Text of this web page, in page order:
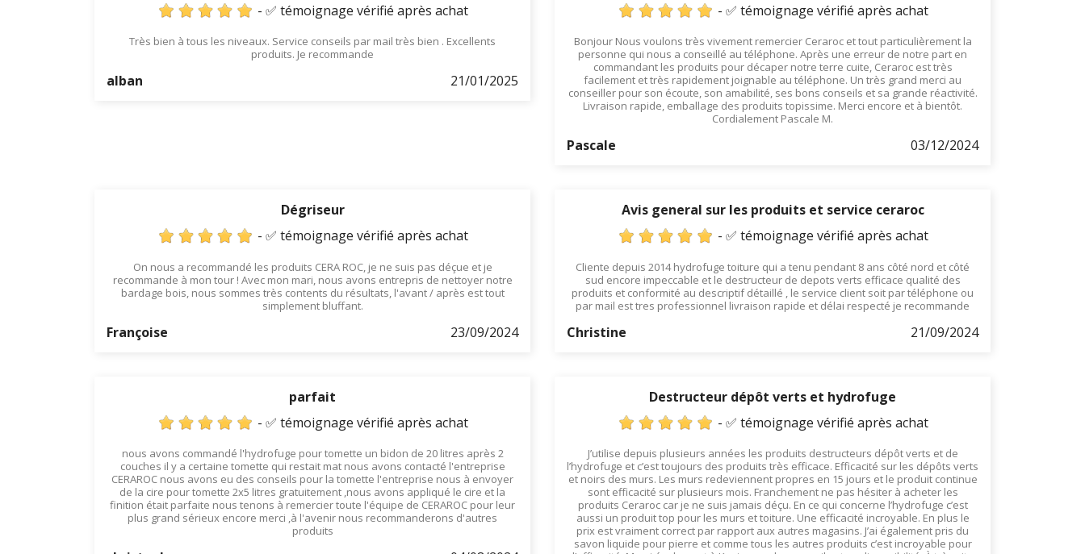
- ✅ témoignage vérifié après achat
Très bien à tous les niveaux. Service conseils par mail très bien . Excellents
produits. Je recommande
alban 21/01/2025
- ✅ témoignage vérifié après achat
Bonjour Nous voulons très vivement remercier Ceraroc et tout particulièrement la
personne qui nous a conseillé au téléphone. Après une erreur de notre part en
commandant les produits pour décaper notre terre cuite, Ceraroc est très
facilement et très rapidement joignable au téléphone. Un très grand merci au
conseiller pour son écoute, son amabilité, ses bons conseils et sa grande réactivité.
Livraison rapide, emballage des produits topissime. Merci encore et à bientôt.
Cordialement Pascale M.
Pascale 03/12/2024
Dégriseur
- ✅ témoignage vérifié après achat
On nous a recommandé les produits CERA ROC, je ne suis pas déçue et je
recommande à mon tour ! Avec mon mari, nous avons entrepris de nettoyer notre
bardage bois, nous sommes très contents du résultats, l'avant / après est tout
simplement bluffant.
Françoise 23/09/2024
Avis general sur les produits et service ceraroc
- ✅ témoignage vérifié après achat
Cliente depuis 2014 hydrofuge toiture qui a tenu pendant 8 ans côté nord et côté
sud encore impeccable et le destructeur de depots verts efficace qualité des
produits et conformité au descriptif détaillé , le service client soit par téléphone ou
par mail est tres professionnel livraison rapide et délai respecté je recommande
Christine 21/09/2024
parfait
- ✅ témoignage vérifié après achat
nous avons commandé l'hydrofuge pour tomette un bidon de 20 litres après 2
couches il y a certaine tomette qui restait mat nous avons contacté l'entreprise
CERAROC nous avons eu des conseils pour la tomette l'entreprise nous à envoyer
de la cire pour tomette 2x5 litres gratuitement ,nous avons appliqué le cire et la
finition était parfaite nous tenons à remercier toute l'équipe de CERAROC pour leur
plus grand sérieux encore merci ,à l'avenir nous recommanderons d'autres
produits
Destructeur dépôt verts et hydrofuge
- ✅ témoignage vérifié après achat
J’utilise depuis plusieurs années les produits destructeurs dépôt verts et de
l’hydrofuge et c’est toujours des produits très efficace. Efficacité sur les dépôts verts
et noirs des murs. Les murs redeviennent propres en 15 jours et le produit continue
sont efficacité sur plusieurs mois. Franchement ne pas hésiter à acheter les
produits Ceraroc car je ne suis jamais déçu. En ce qui concerne l’hydrofuge c’est
aussi un produit top pour les murs et toiture. Une efficacité incroyable. En plus le
prix est vraiment correct par rapport aux autres magasins. J’ai également pris du
savon liquide pour pierre et comme tous les autres produits c’est incroyable pour